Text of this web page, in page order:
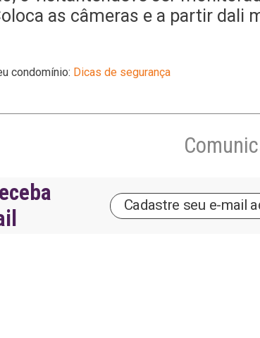
as câmeras e a partir dali
condomínio: Dicas de segurança